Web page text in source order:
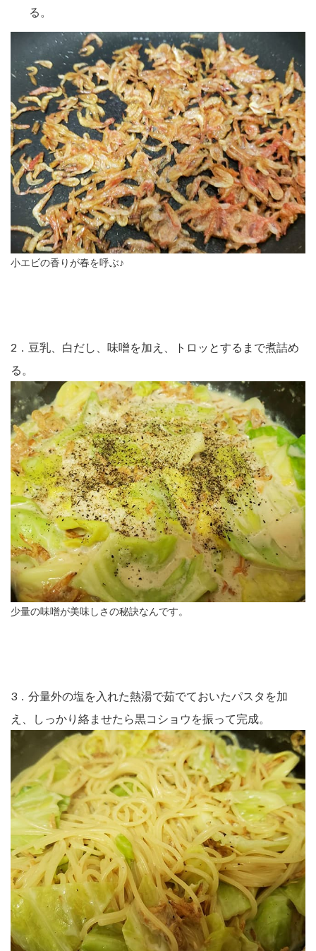
る。
小エビの香りが春を呼ぶ♪
2．豆乳、白だし、味噌を加え、トロッとするまで煮詰め
る。
少量の味噌が美味しさの秘訣なんです。
3．分量外の塩を入れた熱湯で茹でておいたパスタを加
え、しっかり絡ませたら黒コショウを振って完成。